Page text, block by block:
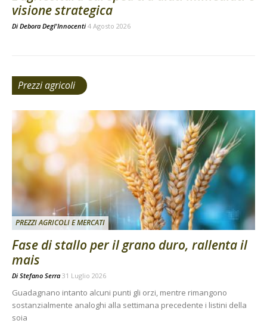
visione strategica
Di Debora Degl'Innocenti 4 Agosto 2026
Prezzi agricoli
PREZZI AGRICOLI E MERCATI
Fase di stallo per il grano duro, rallenta il
mais
Di Stefano Serra 31 Luglio 2026
Guadagnano intanto alcuni punti gli orzi, mentre rimangono
sostanzialmente analoghi alla settimana precedente i listini della
soia